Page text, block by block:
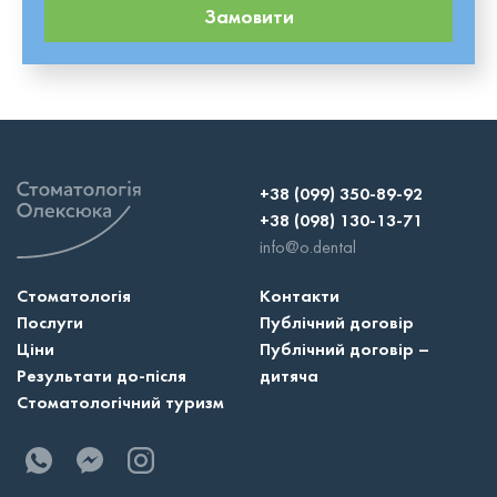
додатково рекомендується проводити спеціальну
міогімнастику – це комплекс вправ, який забезпечує
часу повністю усуваються неприємні відчуття, а також
Замовити
+38 (099) 350-89-92
+38 (098) 130-13-71
info@o.dental
Стоматологія
Послуги
Ціни
Результати до-після
Стоматологічний туризм
Контакти
Публічний договір
Публічний договір –
дитяча